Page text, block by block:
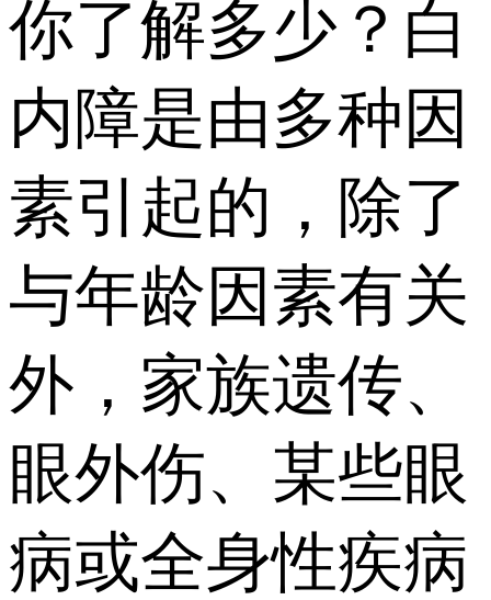
你了解多少？白
内障是由多种因
素引起的，除了
与年龄因素有关
外，家族遗传、
眼外伤、某些眼
病或全身性疾病